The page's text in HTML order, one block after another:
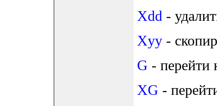
Xdd -
Xyy -
G - перейти
XG -